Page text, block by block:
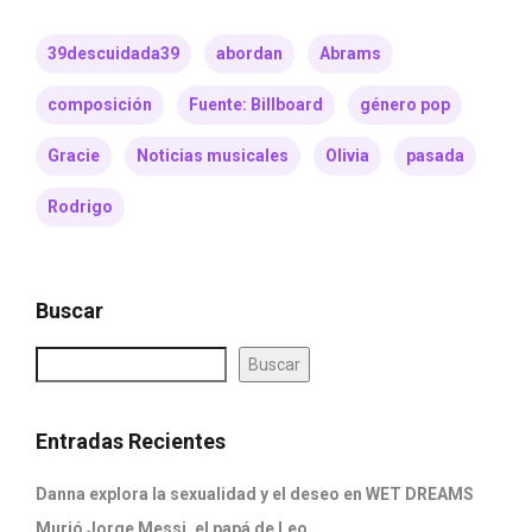
39descuidada39 abordan Abrams
composición Fuente: Billboard género pop
Gracie Noticias musicales Olivia pasada
Rodrigo
Buscar
Buscar
Entradas Recientes
Danna explora la sexualidad y el deseo en WET DREAMS
Murió Jorge Messi, el papá de Leo